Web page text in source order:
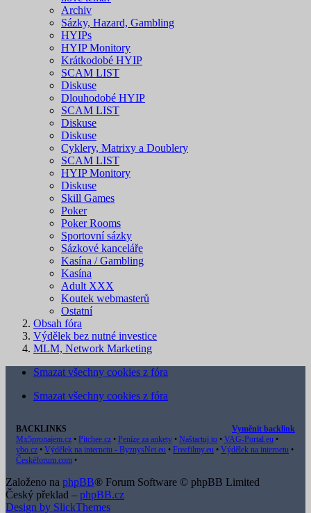
Archiv
Sázky, Hazard, Gambling
HYIPs
HYIP Monitory
Krátkodobé HYIP
SCAM LIST
Diskuse
Dlouhodobé HYIP
SCAM LIST
Diskuse
Diskuse
Cyklery, Matrixy a Doublery
SCAM LIST
HYIP Monitory
Diskuse
Skill Games
Poker
Poker Rooms
Sportovní sázky
Sázkové kanceláře
Kasína / Gambling
Kasína
Adult XXX
Koutek webmasterů
Ostatní
Obsah fóra
Výdělek bez nutné investice
MLM, Network Marketing
Smazat všechny cookies z fóra
Smazat všechny cookies z fóra
BACKLINKS
Vyměnit backlink
Mx5pronajem.cz • Pitchee.cz • Peníze za ankety • Naštartuj to • VAG-Portal.eu •
ybo.cz • Výdělek na internetu - ByznysNet.eu • Freefilmy.eu • Výdělek na internetu •
Českéforum.com •
Založeno na phpBB® Forum Software © phpBB Limited
Český překlad – phpBB.cz
Design by SlickThemes